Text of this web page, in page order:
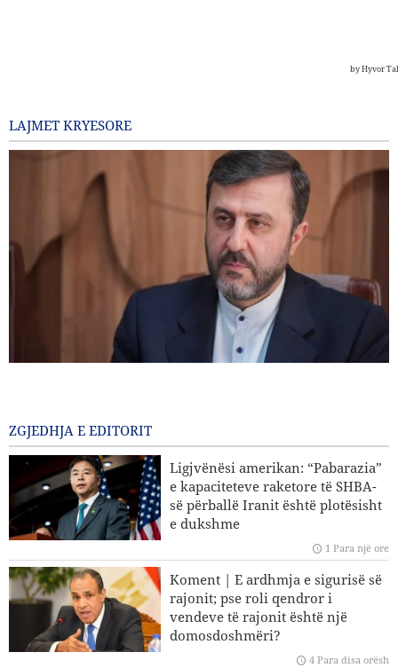
LAJMET KRYESORE
Sulme ajrore dhe bombardime artilerie të regjimit sionist
në jug të Libanit
Eksperti iranian i çështjeve ndërkombëtare: Strategjitë e
Iranit në lidhje me Ngushticën e Hormuzit nuk kanë
Hakan Fidan: Izraeli nuk ka asnjë synim për të arritur
paqen
Trump reagon me zemërim ndaj fitores së kandidatit pro-
ZGJEDHJA E EDITORIT
Ligjvënësi amerikan: “Pabarazia”
e kapaciteteve raketore të SHBA-
së përballë Iranit është plotësisht
e dukshme
1 Para një ore
Koment | E ardhmja e sigurisë së
rajonit; pse roli qendror i
vendeve të rajonit është një
domosdoshmëri?
4 Para disa orësh